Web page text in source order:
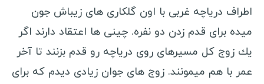
راهنمای سفر
شروع جهانگردی
انگلیسی در سفر
اطراف دریاچه غربی با اون گلكاری های زیباش جون
میده برای قدم زدن دو نفره. چینی ها اعتقاد دارند اگر
یك زوج كل مسیرهای روی دریاچه رو قدم بزنند تا آخر
عمر با هم میمونند. زوج های جوان زیادی دیدم كه برای